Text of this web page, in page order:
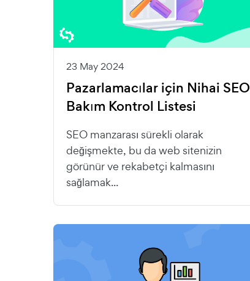
23 May 2024
Pazarlamacılar için Nihai SEO
Bakım Kontrol Listesi
SEO manzarası sürekli olarak
değişmekte, bu da web sitenizin
görünür ve rekabetçi kalmasını
sağlamak...